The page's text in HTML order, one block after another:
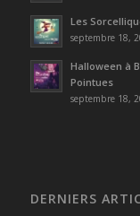
Les
septembre 18,
Halloween à
Pointues
septembre 18,
DERNIERS